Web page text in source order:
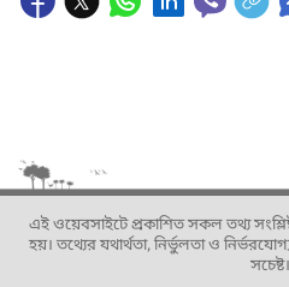
এই ওয়েবসাইটে প্রকাশিত সকল তথ্য
হয়। তথ্যের যথার্থতা, নির্ভুলতা ও
সচেষ্ট।